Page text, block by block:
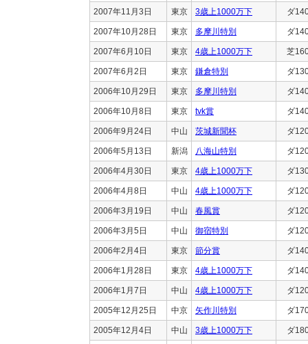
2007年11月3日 東京 3歳上1000万下 ダ
2007年10月28日 東京 多摩川特別 ダ
2007年6月10日 東京 4歳上1000万下 芝
2007年6月2日 東京 鎌倉特別 ダ
2006年10月29日 東京 多摩川特別 ダ
2006年10月8日 東京 tvk賞 ダ
2006年9月24日 中山 茨城新聞杯 ダ
2006年5月13日 新潟 八海山特別 ダ
2006年4月30日 東京 4歳上1000万下 ダ
2006年4月8日 中山 4歳上1000万下 ダ
2006年3月19日 中山 春風賞 ダ
2006年3月5日 中山 御宿特別 ダ
2006年2月4日 東京 節分賞 ダ
2006年1月28日 東京 4歳上1000万下 ダ
2006年1月7日 中山 4歳上1000万下 ダ
2005年12月25日 中京 矢作川特別 ダ
2005年12月4日 中山 3歳上1000万下 ダ